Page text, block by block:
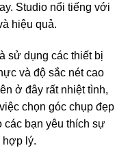
Studio nổi tiếng với
hiệu quả.
sử dụng các thiết bị
và độ sắc nét cao
ở đây rất nhiệt tình,
chọn góc chụp đẹp
bạn yêu thích sự
hợp lý.